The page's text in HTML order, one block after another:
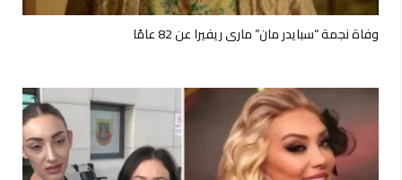
وفاة نجمة “سبايدر مان” ماري ريفيرا عن 82 عامًا